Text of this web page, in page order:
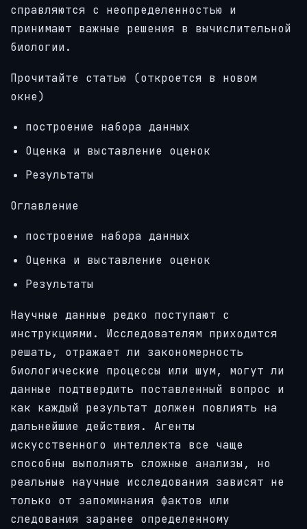
справляются с неопределенностью и
принимают важные решения в вычислительной
биологии.
Прочитайте статью (откроется в новом
окне)
построение набора данных
Оценка и выставление оценок
Результаты
Оглавление
построение набора данных
Оценка и выставление оценок
Результаты
Научные данные редко поступают с
инструкциями. Исследователям приходится
решать, отражает ли закономерность
биологические процессы или шум, могут ли
данные подтвердить поставленный вопрос и
как каждый результат должен повлиять на
дальнейшие действия. Агенты
искусственного интеллекта все чаще
способны выполнять сложные анализы, но
реальные научные исследования зависят не
только от запоминания фактов или
следования заранее определенному